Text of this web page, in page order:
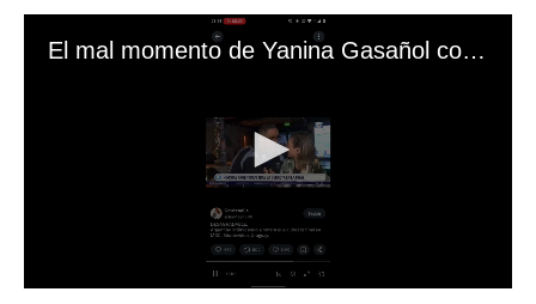
El mal momento de Yanina Gasañol con un hincha argentino en "Subrayado"